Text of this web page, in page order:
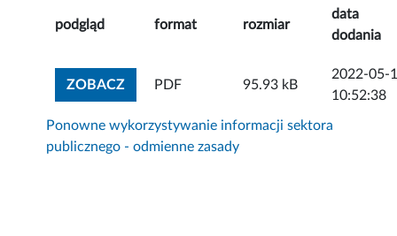
podgląd format rozmiar
data
dodania
ZOBACZZOBACZ ZAŁĄCZNIK
PDF 95.93 kB
2022-05-
10:52:38
Ponowne wykorzystywanie informacji sektora
publicznego - odmienne zasady